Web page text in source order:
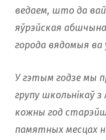
ведаем, што да
яўрэйская
города вядомыя ва
У гэтым годзе мы
групу школьнікаў
кожны год
памятных месцах